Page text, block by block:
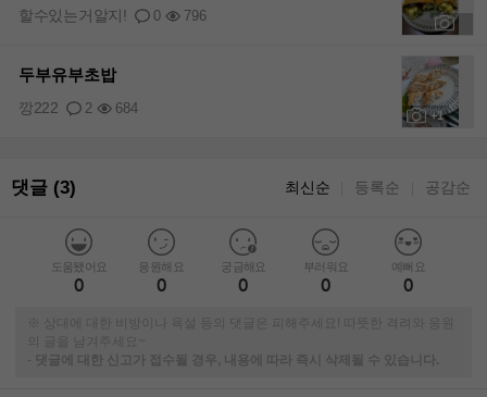
0 796
할수있는거알지!
+1
두부유부초밥
2 684
깡222
댓글 (3) 최신순 등록순 공감순
도움됐어요
0
응원해요
0
궁금해요
0
부러워요
0
예뻐요
0
※ 상대에 대한 비방이나 욕설 등의 댓글은 피해주세요! 따뜻한 격려와 응원
의 글을 남겨주세요~
-
댓글에 대한 신고가 접수될 경우, 내용에 따라 즉시 삭제될 수 있습니다.